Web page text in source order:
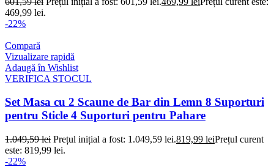
469,99 lei.
-22%
Compară
Vizualizare rapidă
Adaugă în Wishlist
VERIFICA STOCUL
Set Masa cu 2 Scaune de Bar din Lemn 8 Suporturi
pentru Sticle 4 Suporturi pentru Pahare
1.049,59lei Prețul inițial a fost: 1.049,59 lei.819,99 leiPrețul curent
este: 819,99 lei.
-22%